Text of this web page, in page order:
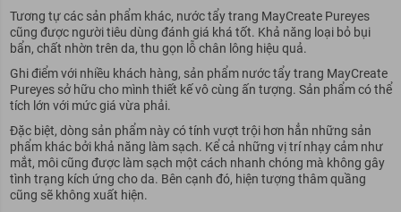
Tương tự các sản phẩm khác, nước tẩy trang MayCreate Pureyes
cũng được người tiêu dùng đánh giá khá tốt. Khả năng loại bỏ bụi
bẩn, chất nhờn trên da, thu gọn lỗ chân lông hiệu quả.
Ghi điểm với nhiều khách hàng, sản phẩm nước tẩy trang MayCreate
Pureyes sở hữu cho mình thiết kế vô cùng ấn tượng. Sản phẩm có thể
tích lớn với mức giá vừa phải.
Đặc biệt, dòng sản phẩm này có tính vượt trội hơn hẳn những sản
phẩm khác bởi khả năng làm sạch. Kể cả những vị trí nhạy cảm như
mắt, môi cũng được làm sạch một cách nhanh chóng mà không gây
tình trạng kích ứng cho da. Bên cạnh đó, hiện tượng thâm quầng
cũng sẽ không xuất hiện.